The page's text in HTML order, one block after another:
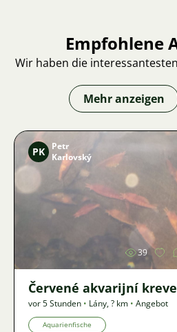
Empfohlene
Wir haben die
Mehr anzeigen
Bild
PK
Petr
Karlovský
39
Červené akvarijní
vor 5 Stunden • Lány,? km • Angebot
Aquarienfische